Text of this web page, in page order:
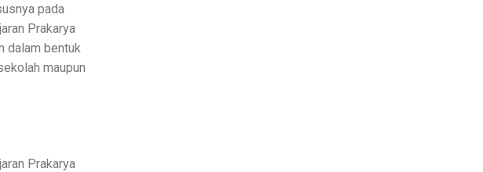
pada
Prakarya
dalam bentuk
maupun
Prakarya